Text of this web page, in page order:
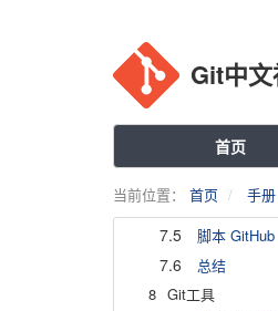
Git中
首页
当前位置： 首页 手册
6.4
7 GitHub
对项目做出
7.3 维护项目
7.4 管理组织
7.5 脚本 GitHub
7.6
总结
8 Git工具